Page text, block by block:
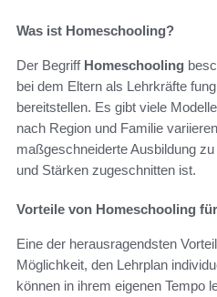
Was ist Homeschooling?
Der Begriff Homeschooling
bei dem Eltern als Lehrkräfte
bereitstellen. Es gibt viele
nach Region und Familie
maßgeschneiderte Ausbildung
und Stärken zugeschnitten ist.
Vorteile von Homeschooling
Eine der herausragendsten
Möglichkeit, den Lehrplan
können in ihrem eigenen Tempo